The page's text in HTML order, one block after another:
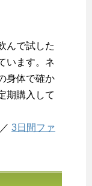
んで試した
います。ネ
身体で確か
期購入して
／ 3日間ファ